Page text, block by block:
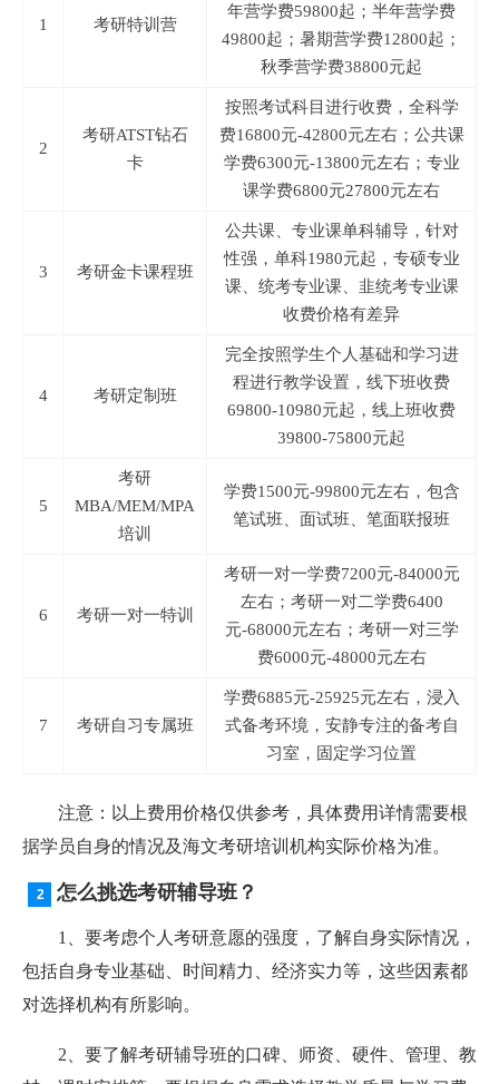
1 考研特训营
年营学费59800起；半年营学费
49800起；暑期营学费12800起；
秋季营学费38800元起
2
考研ATST钻石
卡
按照考试科目进行收费，全科学
费16800元-42800元左右；公共课
学费6300元-13800元左右；专业
课学费6800元27800元左右
3 考研金卡课程班
公共课、专业课单科辅导，针对
性强，单科1980元起，专硕专业
课、统考专业课、韭统考专业课
收费价格有差异
4 考研定制班
完全按照学生个人基础和学习进
程进行教学设置，线下班收费
69800-10980元起，线上班收费
39800-75800元起
5
考研
MBA/MEM/MPA
培训
学费1500元-99800元左右，包含
笔试班、面试班、笔面联报班
6 考研一对一特训
考研一对一学费7200元-84000元
左右；考研一对二学费6400
元-68000元左右；考研一对三学
费6000元-48000元左右
7 考研自习专属班
学费6885元-25925元左右，浸入
式备考环境，安静专注的备考自
习室，固定学习位置
注意：以上费用价格仅供参考，具体费用详情需要根
据学员自身的情况及海文考研培训机构实际价格为准。
怎么挑选考研辅导班？
1、要考虑个人考研意愿的强度，了解自身实际情况，
包括自身专业基础、时间精力、经济实力等，这些因素都
对选择机构有所影响。
2、要了解考研辅导班的口碑、师资、硬件、管理、教